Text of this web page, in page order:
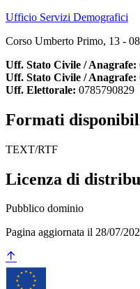
Ufficio Servizi Demografici
Corso Umberto Primo, 13 -
Uff. Stato Civile / Anagrafe:
Uff. Stato Civile / Anagrafe:
Uff. Elettorale: 0785790829
Formati
TEXT/RTF
Licenza di
Pubblico dominio
Pagina aggiornata il 28/07/